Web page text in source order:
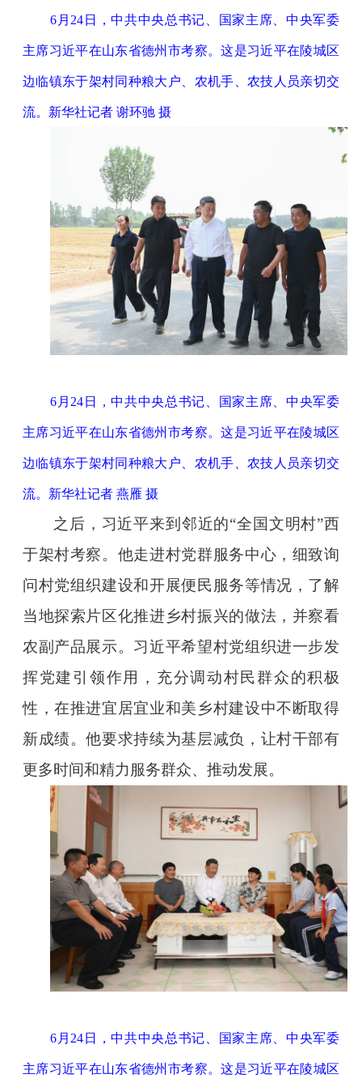
6月24日，中共中央总书记、国家主席、中央军委
主席习近平在山东省德州市考察。这是习近平在陵城区
边临镇东于架村同种粮大户、农机手、农技人员亲切交
流。新华社记者 谢环驰 摄
6月24日，中共中央总书记、国家主席、中央军委
主席习近平在山东省德州市考察。这是习近平在陵城区
边临镇东于架村同种粮大户、农机手、农技人员亲切交
流。新华社记者 燕雁 摄
之后，习近平来到邻近的“全国文明村”西
于架村考察。他走进村党群服务中心，细致询
问村党组织建设和开展便民服务等情况，了解
当地探索片区化推进乡村振兴的做法，并察看
农副产品展示。习近平希望村党组织进一步发
挥党建引领作用，充分调动村民群众的积极
性，在推进宜居宜业和美乡村建设中不断取得
新成绩。他要求持续为基层减负，让村干部有
更多时间和精力服务群众、推动发展。
6月24日，中共中央总书记、国家主席、中央军委
主席习近平在山东省德州市考察。这是习近平在陵城区